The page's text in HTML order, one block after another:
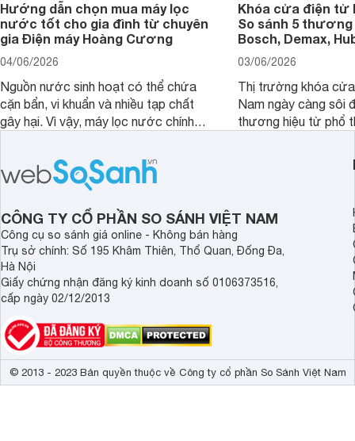
Hướng dẫn chọn mua máy lọc
nước tốt cho gia đình từ chuyên
gia Điện máy Hoàng Cương
04/06/2026
Nguồn nước sinh hoạt có thể chứa
cặn bẩn, vi khuẩn và nhiều tạp chất
gây hại. Vì vậy, máy lọc nước chính
sức khỏe và đảm bảo nguồn nước
sạch cho cả gia đình.
Khóa cửa điện tử
So sánh 5 thương
Bosch, Demax,
03/06/2026
Thị trường khóa
Nam ngày càng sôi
thương hiệu từ phổ
cửa điện tử hãng
sẽ so sánh 5
Demax, Hubert và
CÔNG TY CỔ PHẦN SO SÁNH VIỆT NAM
Công cụ so sánh giá online - Không bán hàng
Trụ sở chính: Số 195 Khâm Thiên, Thổ Quan, Đống Đa,
Hà Nội
Giấy chứng nhận đăng ký kinh doanh số 0106373516,
cấp ngày 02/12/2013
© 2013 - 2023 Bản quyền thuộc về Công ty cổ phần So Sánh Việt Nam